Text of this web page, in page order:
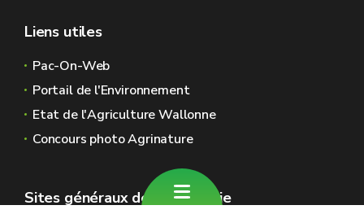
Liens utiles
Pac-On-Web
Portail de l'Environnement
Etat de l'Agriculture Wallonne
Concours photo Agrinature
Sites généraux de la Wallonie